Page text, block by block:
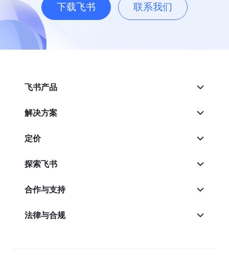
下载飞书 联系我们
飞书产品
解决方案
定价
探索飞书
合作与支持
法律与合规